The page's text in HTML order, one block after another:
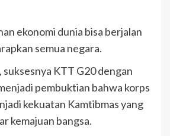
ekonomi dunia bisa berjalan
semua negara.
suksesnya KTT G20 dengan
pembuktian bahwa korps
kekuatan Kamtibmas yang
kemajuan bangsa.